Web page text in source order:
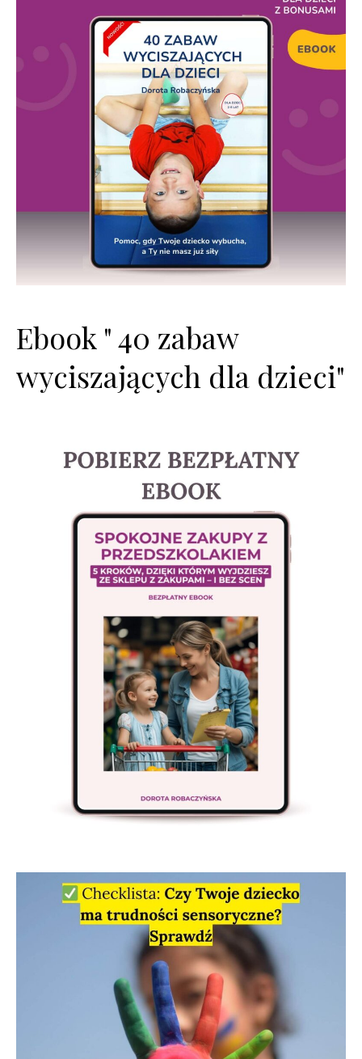
Ebook " 40 zabaw
wyciszających dla dzieci"